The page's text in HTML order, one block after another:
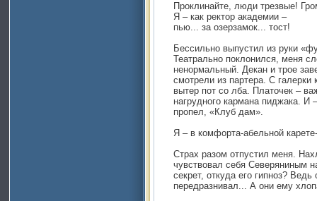
Проклинайте, люди трезвые!
Я – как ректор aкадемии –
пью... за озерзамок... тост!
Бессильно выпустил из руки
Театрально поклонился, меня
ненормальный. Декан и трое
смотрели из партера. С
вытер пот со лба. Платочек –
нагрудного кармана пиджака. И
пропел, «Клуб дам».
Я – в комфорта-абельной
Страх разом отпустил меня.
чувствовал себя Северяниным
секрет, откуда его гипноз?
передразнивал... А они ему